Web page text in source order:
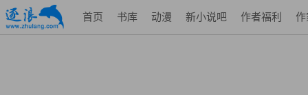
首页 书库 动漫 新小说吧 作者福利 作